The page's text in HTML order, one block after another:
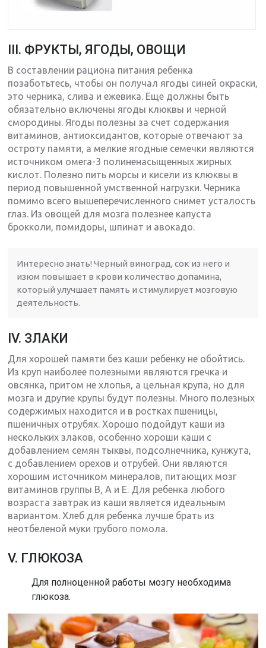
III. ФРУКТЫ, ЯГОДЫ, ОВОЩИ
В составлении рациона питания ребенка
позаботьтесь, чтобы он получал ягоды синей окраски,
это черника, слива и ежевика. Еще должны быть
обязательно включены ягоды клюквы и черной
смородины. Ягоды полезны за счет содержания
витаминов, антиоксидантов, которые отвечают за
остроту памяти, а мелкие ягодные семечки являются
источником омега-3 полиненасыщенных жирных
кислот. Полезно пить морсы и кисели из клюквы в
период повышенной умственной нагрузки. Черника
помимо всего вышеперечисленного снимет усталость
глаз. Из овощей для мозга полезнее капуста
брокколи, помидоры, шпинат и авокадо.
Интересно знать! Черный виноград, сок из него и
изюм повышает в крови количество допамина,
который улучшает память и стимулирует мозговую
деятельность.
IV. ЗЛАКИ
Для хорошей памяти без каши ребенку не обойтись.
Из круп наиболее полезными являются гречка и
овсянка, притом не хлопья, а цельная крупа, но для
мозга и другие крупы будут полезны. Много полезных
содержимых находится и в ростках пшеницы,
пшеничных отрубях. Хорошо подойдут каши из
нескольких злаков, особенно хороши каши с
добавлением семян тыквы, подсолнечника, кунжута,
с добавлением орехов и отрубей. Они являются
хорошим источником минералов, питающих мозг
витаминов группы В, А и Е. Для ребенка любого
возраста завтрак из каши является идеальным
вариантом. Хлеб для ребенка лучше брать из
неотбеленой муки грубого помола.
V. ГЛЮКОЗА
Для полноценной работы мозгу необходима
глюкоза.